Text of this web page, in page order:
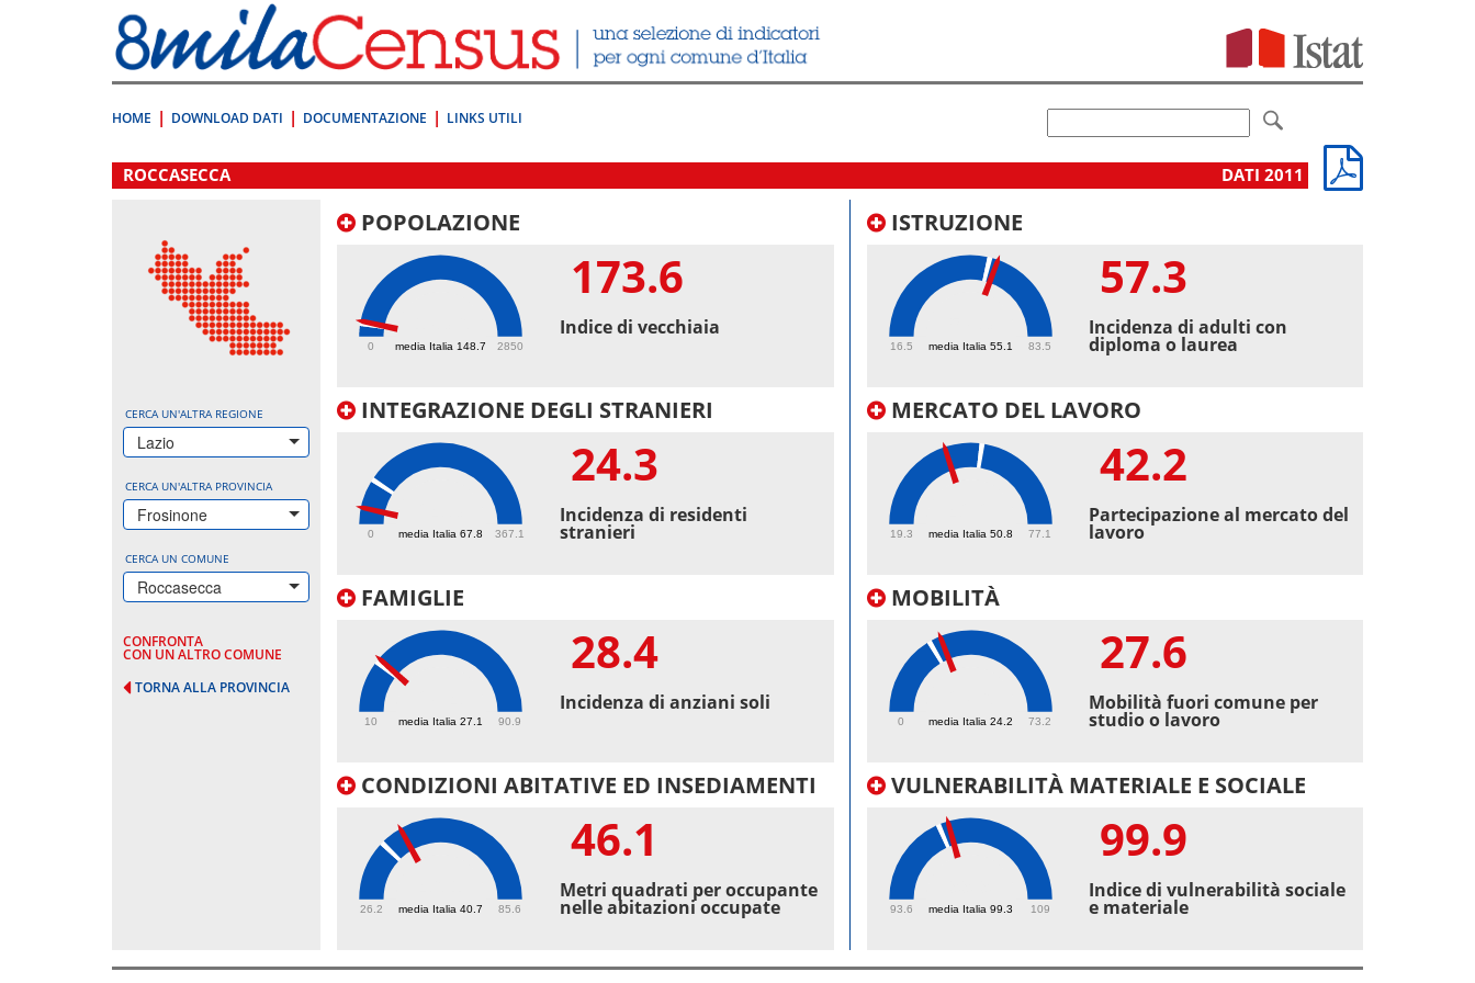
direttamente
a:
Contenuto
HOME DOWNLOAD DATI DOCUMENTAZIONE LINKS UTILI
.
ROCCASECCA DATI 2011
CERCA UN'ALTRA REGIONE
Lazio
CERCA UN'ALTRA PROVINCIA
Frosinone
CERCA UN COMUNE
Roccasecca
CONFRONTA
CON UN ALTRO COMUNE
TORNA ALLA PROVINCIA
POPOLAZIONE
media Italia 148.7
0 2850
173.6
Indice di vecchiaia
INTEGRAZIONE DEGLI STRANIERI
media Italia 67.8
0 367.1
24.3
Incidenza di residenti
stranieri
FAMIGLIE
media Italia 27.1
10 90.9
28.4
Incidenza di anziani soli
CONDIZIONI ABITATIVE ED INSEDIAMENTI
media Italia 40.7
26.2 85.6
46.1
Metri quadrati per occupante
nelle abitazioni occupate
ISTRUZIONE
media Italia 55.1
16.5 83.5
57.3
Incidenza di adulti con
diploma o laurea
MERCATO DEL LAVORO
media Italia 50.8
19.3 77.1
42.2
Partecipazione al mercato del
lavoro
MOBILITÀ
media Italia 24.2
0 73.2
27.6
Mobilità fuori comune per
studio o lavoro
VULNERABILITÀ MATERIALE E SOCIALE
media Italia 99.3
93.6 109
99.9
Indice di vulnerabilità sociale
e materiale